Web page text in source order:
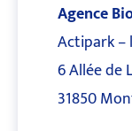
Agence
Actipark –
6 Allée de
31850